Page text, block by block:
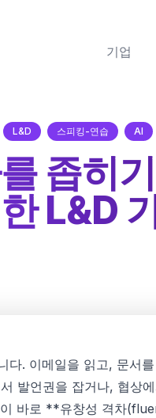
기업
L&D 스피킹-연습 AI
좁히
L&D
다. 이메일을 읽고, 문서
발언권을 잡거나, 협상
바로 **유창성 격차